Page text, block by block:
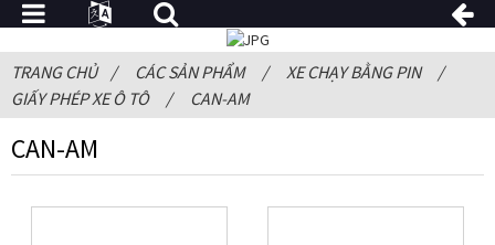
TRANG CHỦ CÁC SẢN PHẨM
XE CHẠY BẰNG PIN
GIẤY PHÉP XE Ô TÔ
CAN-AM
CAN-AM